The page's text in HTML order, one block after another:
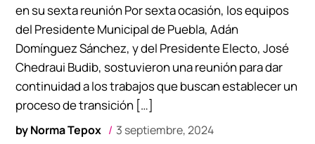
byNorma Tepox 3 septiembre, 2024
en su sexta reunión Por sexta ocasión, los equipos
del Presidente Municipal de Puebla, Adán
Domínguez Sánchez, y del Presidente Electo, José
Chedraui Budib, sostuvieron una reunión para dar
continuidad a los trabajos que buscan establecer un
proceso de transición […]